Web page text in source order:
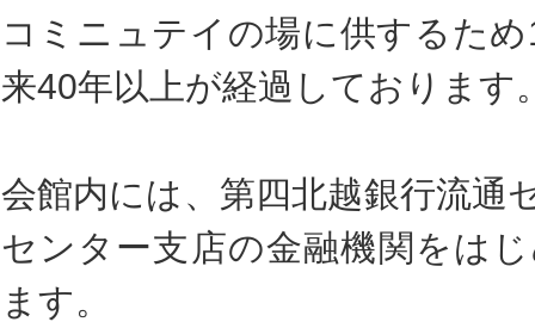
コミニュテイの場に供するた
来40年以上が経過しております
会館内には、第四北越銀行流通
センター支店の金融機関をは
ます。